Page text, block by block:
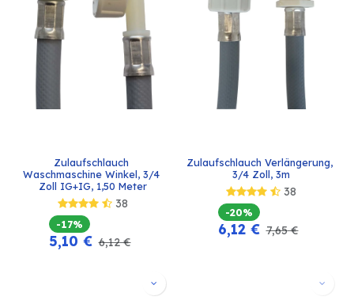
Zulaufschlauch
Waschmaschine Winkel, 3/4
Zoll IG+IG, 1,50 Meter
38
-17%
5,10 € 6,12€
Zulaufschlauch Verlängerung,
3/4 Zoll, 3m
38
-20%
6,12€ 7,65€